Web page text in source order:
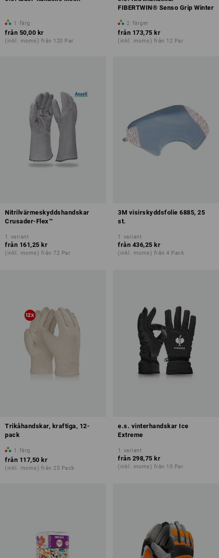
1 färg
från 50,00 kr
(inkl. moms) från 120 Par
FIBERTWIN® Senso Grip Winter
2 färger
från 173,75 kr
(inkl. moms) från 12 Par
Nitrilvärmeskyddshandskar
Crusader-Flex™
1 variant
från 161,25 kr
(inkl. moms) från 72 Par
3M visirskyddsfolie 6885, 25
st.
1 variant
från 436,25 kr
(inkl. moms) från 4 Pack
Trikåhandskar, kraftiga, 12-
pack
1 färg
från 117,50 kr
(inkl. moms) från 25 Pack
e.s. vinterhandskar Ice
Extreme
1 variant
från 298,75 kr
(inkl. moms) från 10 Par